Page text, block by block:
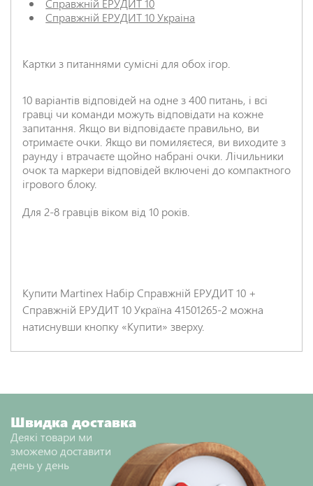
Справжній ЕРУДИТ 10
Справжній ЕРУДИТ 10 Украіна
Картки з питаннями сумісні для обох ігор.
10 варіантів відповідей на одне з 400 питань, і всі
гравці чи команди можуть відповідати на кожне
запитання. Якщо ви відповідаєте правильно, ви
отримаєте очки. Якщо ви помиляєтеся, ви виходите з
раунду і втрачаєте щойно набрані очки. Лічильники
очок та маркери відповідей включені до компактного
ігрового блоку.
Для 2-8 гравців віком від 10 років.
Купити Martinex Набір Справжній ЕРУДИТ 10 +
Справжній ЕРУДИТ 10 Україна 41501265-2 можна
натиснувши кнопку «Купити» зверху.
Швидка доставка
Деякі товари ми
зможемо доставити
день у день